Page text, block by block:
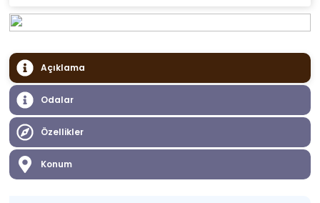
Açıklama
Odalar
Özellikler
Konum